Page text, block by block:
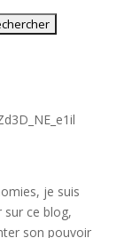
je suis
sur ce blog,
son pouvoir